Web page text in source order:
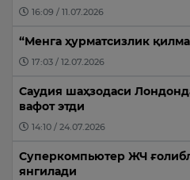
16:09 / 11.07.2026
“Менга ҳурматсизлик
17:03 / 12.07.2026
Саудия шаҳзодаси
вафот этди
14:10 / 24.07.2026
Суперкомпьютер ЖЧ
янгилади